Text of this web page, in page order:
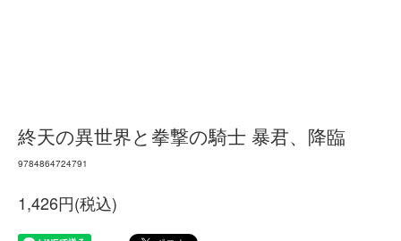
終天の異世界と拳撃の騎士 暴君、降臨
9784864724791
1,426円(税込)